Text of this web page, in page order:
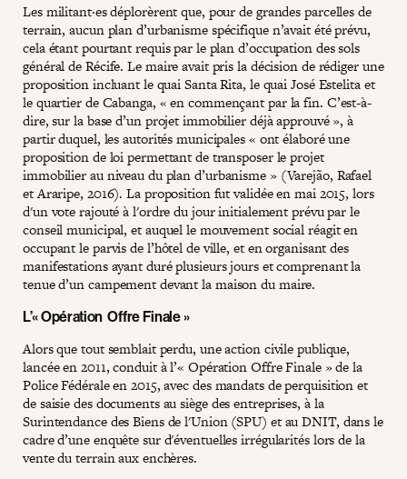
Les militant·es déplorèrent que, pour de grandes parcelles de
terrain, aucun plan d’urbanisme spécifique n’avait été prévu,
cela étant pourtant requis par le plan d’occupation des sols
général de Récife. Le maire avait pris la décision de rédiger une
proposition incluant le quai Santa Rita, le quai José Estelita et
le quartier de Cabanga, « en commençant par la fin. C’est-à-
dire, sur la base d’un projet immobilier déjà approuvé », à
partir duquel, les autorités municipales « ont élaboré une
proposition de loi permettant de transposer le projet
immobilier au niveau du plan d’urbanisme » (Varejão, Rafael
et Araripe, 2016). La proposition fut validée en mai 2015, lors
d'un vote rajouté à l'ordre du jour initialement prévu par le
conseil municipal, et auquel le mouvement social réagit en
occupant le parvis de l’hôtel de ville, et en organisant des
manifestations ayant duré plusieurs jours et comprenant la
tenue d’un campement devant la maison du maire.
L’« Opération Offre Finale »
Alors que tout semblait perdu, une action civile publique,
lancée en 2011, conduit à l’« Opération Offre Finale » de la
Police Fédérale en 2015, avec des mandats de perquisition et
de saisie des documents au siège des entreprises, à la
Surintendance des Biens de l'Union (SPU) et au DNIT, dans le
cadre d’une enquête sur d'éventuelles irrégularités lors de la
vente du terrain aux enchères.